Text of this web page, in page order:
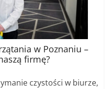
w Poznaniu –
firmę?
czystości w biurze,